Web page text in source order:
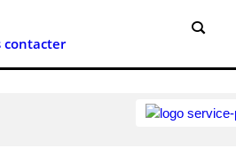
contacter